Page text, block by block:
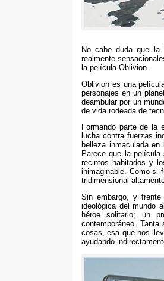
No cabe duda que la
realmente
la película Oblivion
Oblivion es una
personajes en un
deambular por un
de vida rodeada de
Formando parte de la
lucha contra fuerzas
belleza inmaculada
Parece que la
recintos habitados y
inimaginable. Como si
tridimensional
Sin embargo, y frente
ideológica del mundo
héroe solitario; un
contemporáneo. Tanta
cosas,esa que nos
ayudando